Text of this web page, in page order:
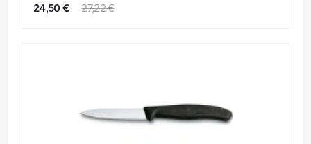
24,50 €
27,22 €